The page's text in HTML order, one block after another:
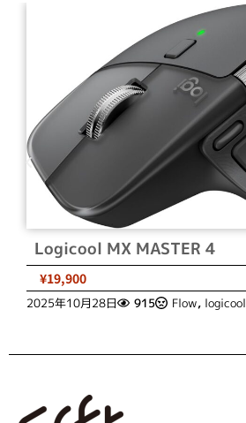
Logicool MX MASTER 4
¥19,900
2025年10月28日 915 Flow, logicool